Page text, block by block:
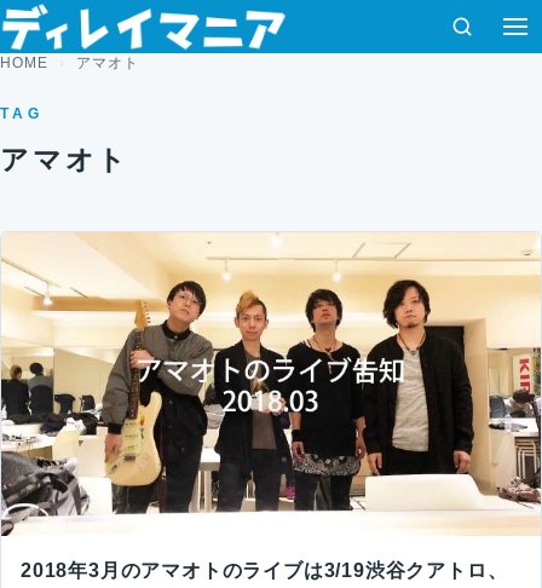
コンテンツへスキップ
検索
HOME アマオト
TAG
アマオト
2018年3月のアマオトのライブは3/19渋谷クアトロ、